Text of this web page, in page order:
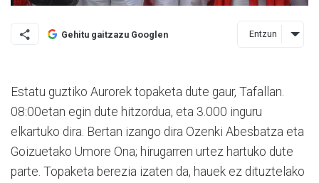
Gehitu gaitzazu Googlen Entzun
Estatu guztiko Aurorek topaketa dute gaur, Tafallan.
08:00­etan egin dute hitzordua, eta 3.000 inguru
elkartuko dira. Bertan izango dira Ozenki Abesbatza eta
Goizuetako Umore Ona; hirugarren urtez hartuko dute
parte. Topaketa berezia izaten da, hauek ez dituztelako